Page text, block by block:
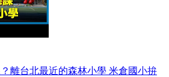
離台北最近的森林小學 米倉國小拚